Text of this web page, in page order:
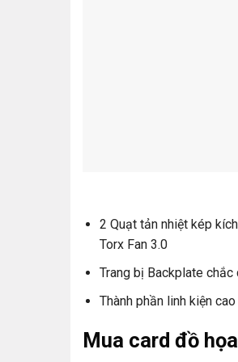
2 Quạt tản nhiệt kép
Torx Fan 3.0
Trang bị Backplate
Thành phần linh kiện
Mua card đồ